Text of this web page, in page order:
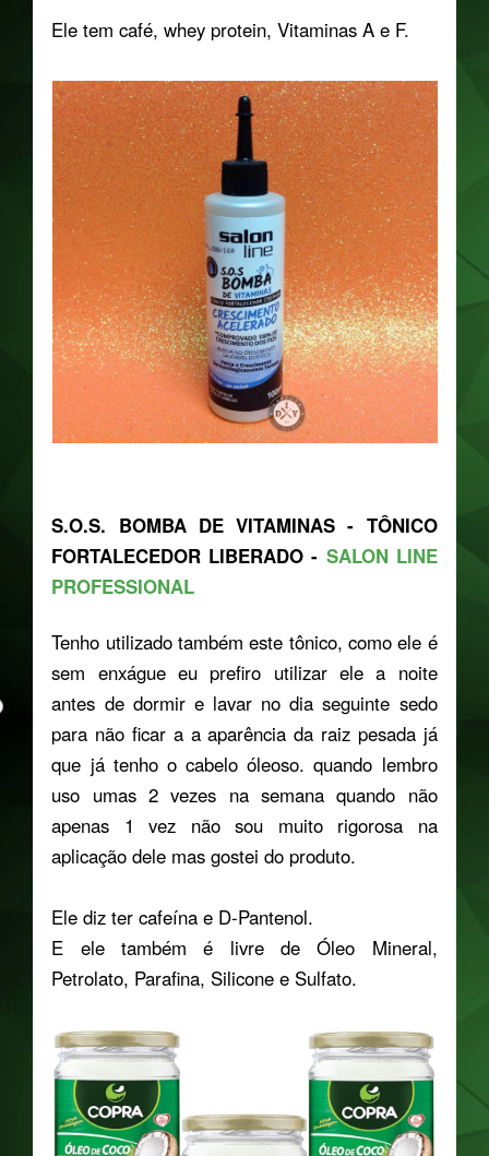
Ele tem café, whey protein, Vitaminas A e F.
S.O.S. BOMBA DE VITAMINAS - TÔNICO
FORTALECEDOR LIBERADO - SALON LINE
PROFESSIONAL
Tenho utilizado também este tônico, como ele é
sem enxágue eu prefiro utilizar ele a noite
antes de dormir e lavar no dia seguinte sedo
para não ficar a a aparência da raiz pesada já
que já tenho o cabelo óleoso. quando lembro
uso umas 2 vezes na semana quando não
apenas 1 vez não sou muito rigorosa na
aplicação dele mas gostei do produto.
Ele diz ter cafeína e D-Pantenol.
E ele também é livre de Óleo Mineral,
Petrolato, Parafina, Silicone e Sulfato.